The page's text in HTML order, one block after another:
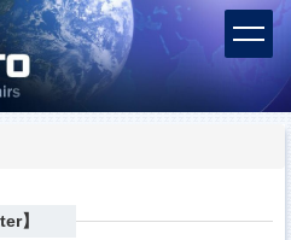
】